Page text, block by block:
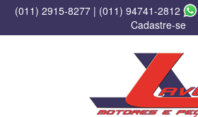
(011) 2915-8277 | (011) 94741-2812
Cadastre-se